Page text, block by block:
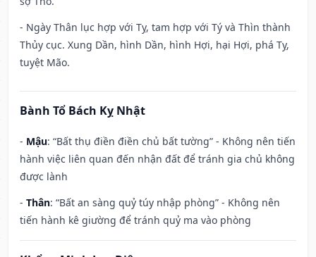
- Ngày Thân lục hợp với Tỵ, tam hợp với Tý và Thìn thành
Thủy cục. Xung Dần, hình Dần, hình Hợi, hại Hợi, phá Tỵ,
tuyệt Mão.
Bành Tổ Bách Kỵ Nhật
- Mậu: “Bất thụ điền điền chủ bất tường” - Không nên tiến
hành việc liên quan đến nhận đất để tránh gia chủ không
được lành
- Thân: “Bất an sàng quỷ túy nhập phòng” - Không nên
tiến hành kê giường để tránh quỷ ma vào phòng